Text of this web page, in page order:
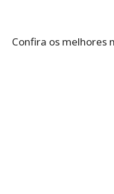
Confira os melhores